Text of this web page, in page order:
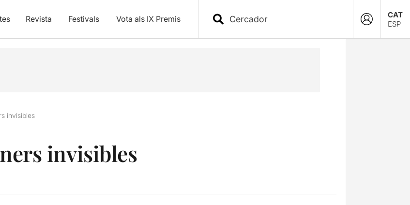
Revista Festivals Vota als IX Premis
CAT
ESP
invisibles
invisibles